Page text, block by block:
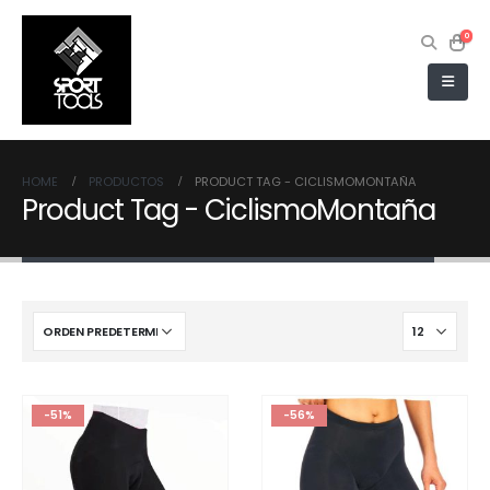
0
HOME PRODUCTOS PRODUCT TAG - CICLISMOMONTAÑA
Product Tag - CiclismoMontaña
-51% -56%